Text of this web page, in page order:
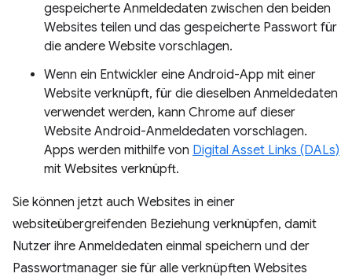
gespeicherte Anmeldedaten zwischen den beiden
Websites teilen und das gespeicherte Passwort für
die andere Website vorschlagen.
Wenn ein Entwickler eine Android-App mit einer
Website verknüpft, für die dieselben Anmeldedaten
verwendet werden, kann Chrome auf dieser
Website Android-Anmeldedaten vorschlagen.
Apps werden mithilfe von Digital Asset Links (DALs)
mit Websites verknüpft.
Sie können jetzt auch Websites in einer
websiteübergreifenden Beziehung verknüpfen, damit
Nutzer ihre Anmeldedaten einmal speichern und der
Passwortmanager sie für alle verknüpften Websites